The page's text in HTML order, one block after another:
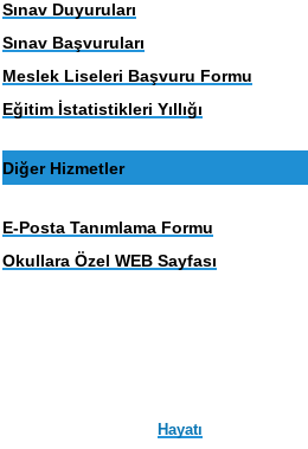
Sınav Duyuruları
Sınav Başvuruları
Meslek Liseleri Başvuru Formu
Eğitim İstatistikleri Yıllığı
Diğer Hizmetler
E-Posta Tanımlama Formu
Okullara Özel WEB Sayfası
Hayatı